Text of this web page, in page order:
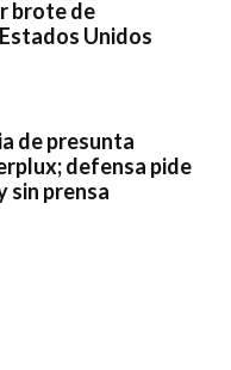
brote de
Unidos
de presunta
defensa pide
sin prensa